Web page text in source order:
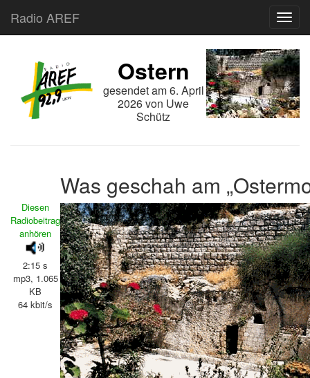
Radio AREF
Ostern
gesendet am6. April
2026von Uwe
Schütz
Diesen
Radiobeitrag
anhören
2:15 s
mp3, 1.065
KB
64 kbit/s
Was geschah am